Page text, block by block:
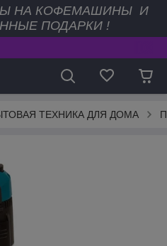
НА КОФЕМАШИНЫ И
ПОДАРКИ !
ТЕХНИКА ДЛЯ ДОМА